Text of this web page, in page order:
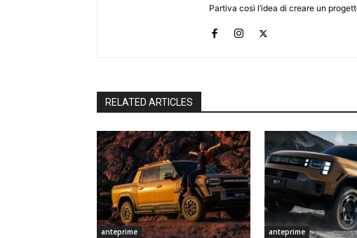
Partiva così l’idea di creare un
RELATED ARTICLES
anteprime anteprime